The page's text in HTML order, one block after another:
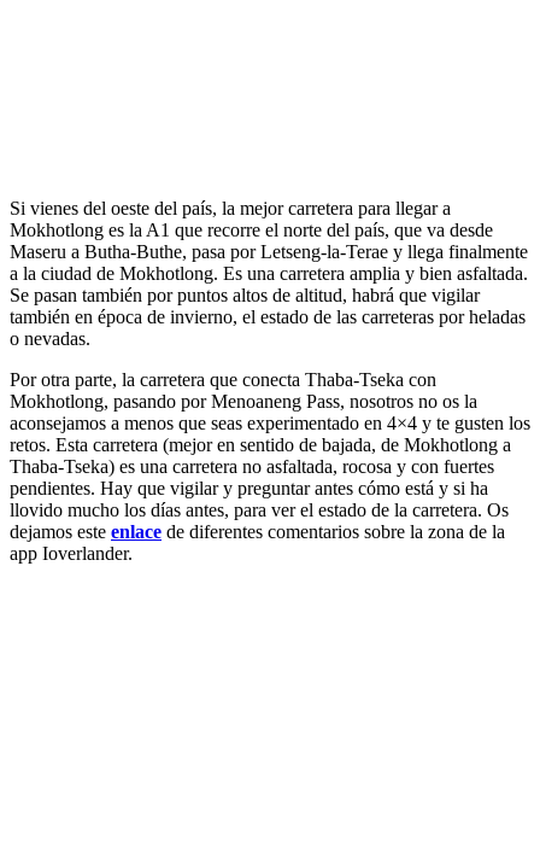
Si vienes del oeste del país, la mejor carretera para llegar a
Mokhotlong es la A1 que recorre el norte del país, que va desde
Maseru a Butha-Buthe, pasa por Letseng-la-Terae y llega finalmente
a la ciudad de Mokhotlong. Es una carretera amplia y bien asfaltada.
Se pasan también por puntos altos de altitud, habrá que vigilar
también en época de invierno, el estado de las carreteras por heladas
o nevadas.
Por otra parte, la carretera que conecta Thaba-Tseka con
Mokhotlong, pasando por Menoaneng Pass, nosotros no os la
aconsejamos a menos que seas experimentado en 4×4 y te gusten los
retos. Esta carretera (mejor en sentido de bajada, de Mokhotlong a
Thaba-Tseka) es una carretera no asfaltada, rocosa y con fuertes
pendientes. Hay que vigilar y preguntar antes cómo está y si ha
llovido mucho los días antes, para ver el estado de la carretera. Os
dejamos este enlace de diferentes comentarios sobre la zona de la
app Ioverlander.